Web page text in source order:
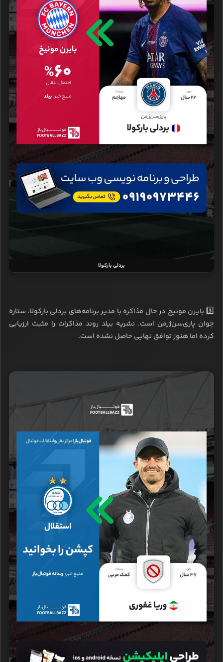
بردلی بارکولا
3️⃣ بایرن مونیخ در حال مذاکره با مدیر برنامه‌های بردلی بارکولا، ستاره
جوان پاری‌سن‌ژرمن است. نشریه بیلد روند مذاکرات را مثبت ارزیابی
کرده اما هنوز توافق نهایی حاصل نشده است.